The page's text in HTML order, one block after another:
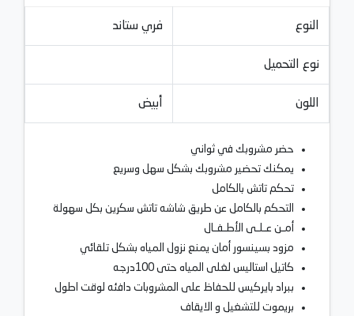
النوع فري ستاند
نوع التحميل
اللون أبيض
حضر مشروبك في ثواني
يمكنك تحضير مشروبك بشكل سهل وسريع
تحكم تاتش بالكامل
التحكم بالكامل عن طريق شاشه تاتش سكرين بكل سهولة
أمـن عـلـى الأطـفـال
مزود بسينسور أمان يمنع نزول المياه بشكل تلقائي
كاتيل استاليس لغلى المياه حتى 100درجه
ببراد بايركيس للحفاظ على المشروبات دافئه لوقت اطول
بريموت للتشغيل و الايقاف